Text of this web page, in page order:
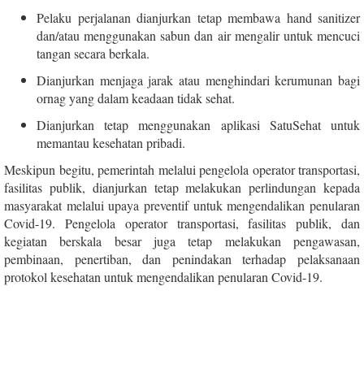
Pelaku perjalanan dianjurkan tetap membawa hand sanitizer
dan/atau menggunakan sabun dan air mengalir untuk mencuci
tangan secara berkala.
Dianjurkan menjaga jarak atau menghindari kerumunan bagi
ornag yang dalam keadaan tidak sehat.
Dianjurkan tetap menggunakan aplikasi SatuSehat untuk
memantau kesehatan pribadi.
Meskipun begitu, pemerintah melalui pengelola operator transportasi,
fasilitas publik, dianjurkan tetap melakukan perlindungan kepada
masyarakat melalui upaya preventif untuk mengendalikan penularan
Covid-19. Pengelola operator transportasi, fasilitas publik, dan
kegiatan berskala besar juga tetap melakukan pengawasan,
pembinaan, penertiban, dan penindakan terhadap pelaksanaan
protokol kesehatan untuk mengendalikan penularan Covid-19.